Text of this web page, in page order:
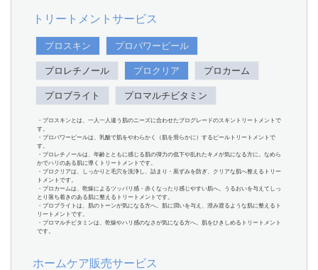
トリートメントサービス
プロスキン プロパワーピール
プロレチノール プロクリア プロカーム
プロブライト プロマルチビタミン
・プロスキンとは、一人一人違う肌のニーズに合わせたプログレードのスキントリートメントで
す。
・プロパワーピールは、乳酸で肌をやわらかく（肌を滑らかに）するピールトリートメントで
す。
・プロレチノールは、年齢とともに感じる肌の弾力の低下や乱れたキメが気になる方に。なめら
かでハリのある肌に導くトリートメントです。
・プロクリアは、しっかりと毛穴を洗浄し、詰まり・黒ずみを防ぎ、クリアな肌へ整えるトリー
トメントです。
・プロカームは、乾燥によるツッパリ感・赤くなったり感じやすい肌へ。うるおいを与えてしっ
とり落ち着きのある肌に整えるトリートメントです。
・プロブライトは、肌のトーンが気になる方へ。肌に潤いを与え、澄み渡るような肌に整えるト
リートメントです。
・プロマルチビタミンは、乾燥やハリ感のなさが気になる方へ。肌をひきしめるトリートメント
です。
ホームケア販売サービス